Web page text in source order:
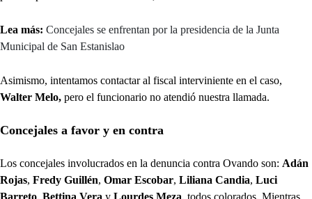
Lea más: Concejales se enfrentan por la presidencia de la Junta
Municipal de San Estanislao
Asimismo, intentamos contactar al fiscal interviniente en el caso,
Walter Melo, pero el funcionario no atendió nuestra llamada.
Concejales a favor y en contra
Los concejales involucrados en la denuncia contra Ovando son: Adán
Rojas, Fredy Guillén, Omar Escobar, Liliana Candia, Luci